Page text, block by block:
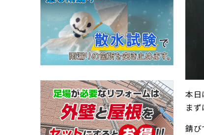
本日
ま
錆び